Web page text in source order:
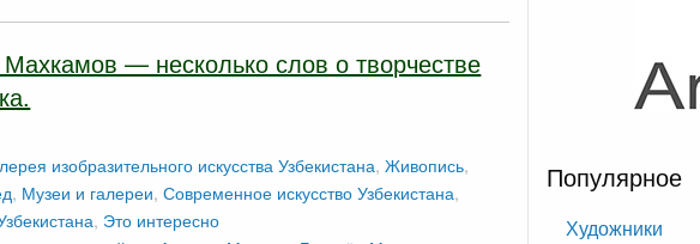
— несколько слов о творчестве
изобразительного искусства Узбекистана,Живопись,
, Музеи и галереи,Современное искусство Узбекистана,
, Это интересно
Популярное
Художники